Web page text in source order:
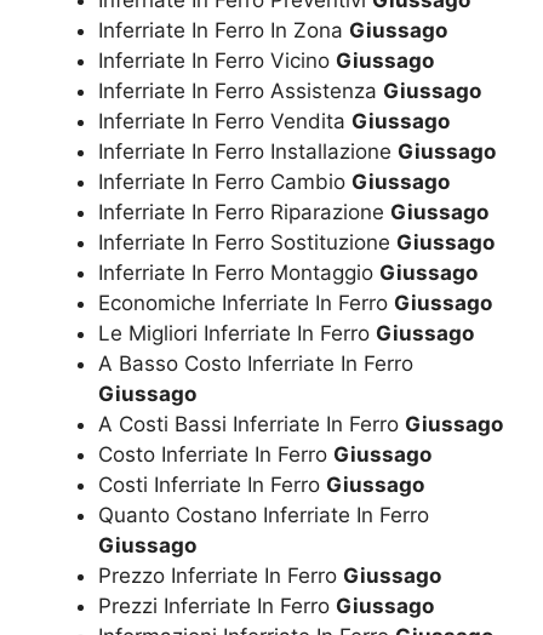
Inferriate In Ferro In Zona Giussago
Inferriate In Ferro Vicino Giussago
Inferriate In Ferro Assistenza Giussago
Inferriate In Ferro Vendita Giussago
Inferriate In Ferro Installazione Giussago
Inferriate In Ferro Cambio Giussago
Inferriate In Ferro Riparazione Giussago
Inferriate In Ferro Sostituzione Giussago
Inferriate In Ferro Montaggio Giussago
Economiche Inferriate In Ferro Giussago
Le Migliori Inferriate In Ferro Giussago
A Basso Costo Inferriate In Ferro
Giussago
A Costi Bassi Inferriate In Ferro Giussago
Costo Inferriate In Ferro Giussago
Costi Inferriate In Ferro Giussago
Quanto Costano Inferriate In Ferro
Giussago
Prezzo Inferriate In Ferro Giussago
Prezzi Inferriate In Ferro Giussago